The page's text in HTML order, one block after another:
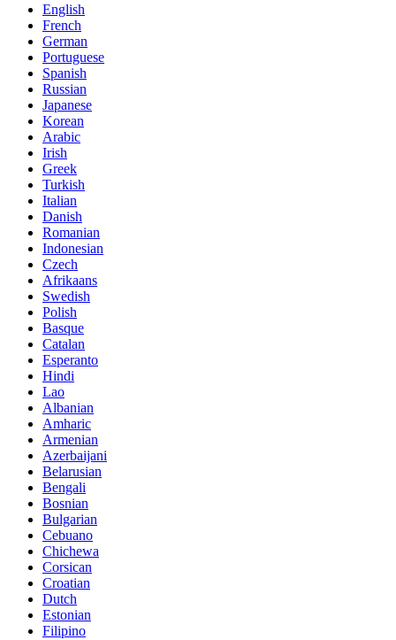
English
French
German
Portuguese
Spanish
Russian
Japanese
Korean
Arabic
Irish
Greek
Turkish
Italian
Danish
Romanian
Indonesian
Czech
Afrikaans
Swedish
Polish
Basque
Catalan
Esperanto
Hindi
Lao
Albanian
Amharic
Armenian
Azerbaijani
Belarusian
Bengali
Bosnian
Bulgarian
Cebuano
Chichewa
Corsican
Croatian
Dutch
Estonian
Filipino